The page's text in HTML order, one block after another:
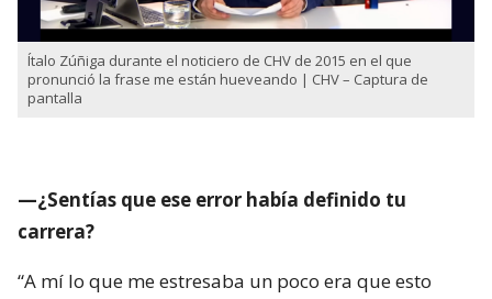
Ítalo Zúñiga durante el noticiero de CHV de 2015 en el que
pronunció la frase me están hueveando | CHV – Captura de
pantalla
—¿Sentías que ese error había definido tu
carrera?
“A mí lo que me estresaba un poco era que esto